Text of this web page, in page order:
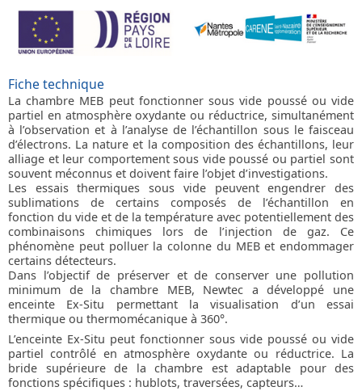
Fiche technique
La chambre MEB peut fonctionner sous vide poussé ou vide
partiel en atmosphère oxydante ou réductrice, simultanément
à l’observation et à l’analyse de l’échantillon sous le faisceau
d’électrons. La nature et la composition des échantillons, leur
alliage et leur comportement sous vide poussé ou partiel sont
souvent méconnus et doivent faire l’objet d’investigations.
Les essais thermiques sous vide peuvent engendrer des
sublimations de certains composés de l’échantillon en
fonction du vide et de la température avec potentiellement des
combinaisons chimiques lors de l’injection de gaz. Ce
phénomène peut polluer la colonne du MEB et endommager
certains détecteurs.
Dans l’objectif de préserver et de conserver une pollution
minimum de la chambre MEB, Newtec a développé une
enceinte Ex-Situ permettant la visualisation d’un essai
thermique ou thermomécanique à 360°.
L’enceinte Ex-Situ peut fonctionner sous vide poussé ou vide
partiel contrôlé en atmosphère oxydante ou réductrice. La
bride supérieure de la chambre est adaptable pour des
fonctions spécifiques : hublots, traversées, capteurs…